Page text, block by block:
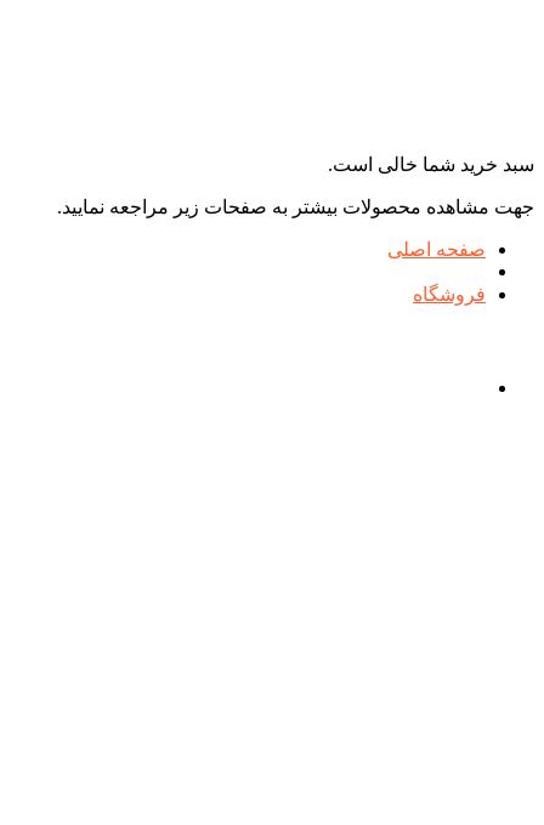
سبد خرید شما خالی است.
جهت مشاهده محصولات بیشتر به صفحات زیر مراجعه نمایید.
صفحه اصلی
فروشگاه